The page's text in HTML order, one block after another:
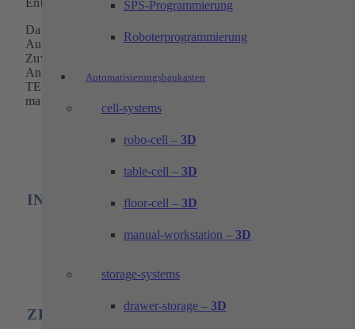
SPS-Programmierung
Roboterprogrammierung
Automatisierungsbaukasten
cell-systems
robo-cell – 3D
table-cell – 3D
floor-cell – 3D
manual-workstation – 3D
storage-systems
drawer-storage – 3D
Dank jahrelanger Erfahrung gelingt es uns, bewährte
Automatisierungstechnik herzustellen und
Zuverlässigkeit und Produktivität zu liefern. Stets mit den
Anforderungen und Wünschen des Kunden im Vordergrund.
TECHTORY hilft Ihnen, Ihr Unternehmen zukunftssicher zu
machen.
INDUSTRIELLE AUTOMATION
ZERSPANUNGSTECHNIK